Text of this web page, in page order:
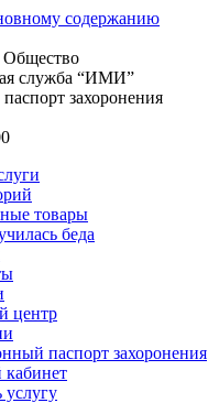
содержанию
служба “ИМИ”
захоронения
товары
беда
центр
паспорт захоронения
услугу